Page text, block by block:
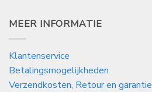
MEER INFORMATIE
Klantenservice
Betalingsmogelijkheden
Verzendkosten, Retour en garantie